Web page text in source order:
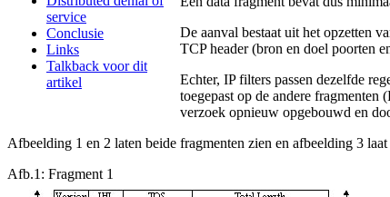
service
Conclusie
Links
Talkback voor dit
artikel
De aanval bestaat uit het opzetten
TCP header (bron en doel poorten
Echter, IP filters passen dezelfde
toegepast op de andere
verzoek opnieuw opgebouwd en
Afbeelding 1 en 2 laten beide fragmenten zien en afbeelding 3
Afb.1: Fragment 1